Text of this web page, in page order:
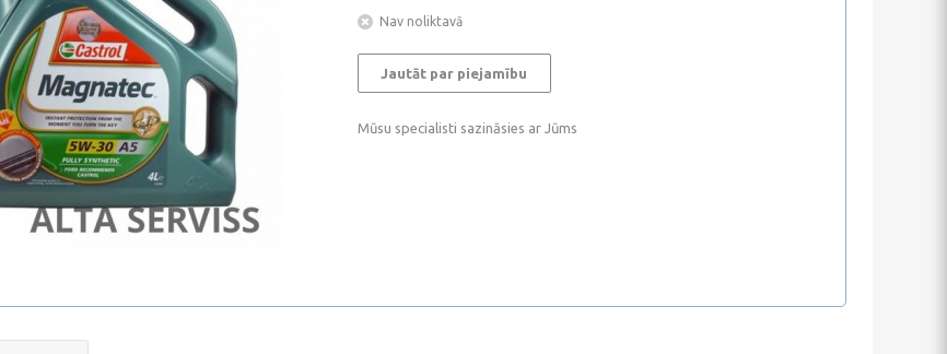
Nav noliktavā
Jautāt par piejamību
Mūsu specialisti sazināsies ar Jūms